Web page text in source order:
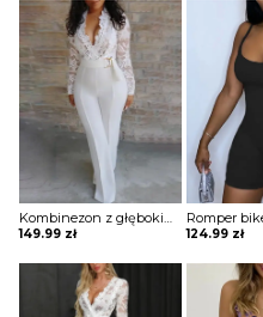
Kombinezon z głębokim dekoltem i koronką Fenna
149.99 zł 124.99 zł